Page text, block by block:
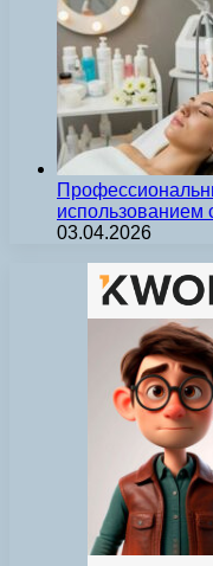
03.04.2026